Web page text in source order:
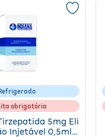
obrigatória
5mg Eli
Injetável 0,5ml +